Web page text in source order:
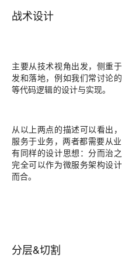
战术设计
主要从技术视角出发，侧重
发和落地，例如我们常讨论
等代码逻辑的设计与实现。
从以上两点的描述可以看出
服务于业务，两者都需要从业
有同样的设计思想：分而治
完全可以作为微服务架构设
而合。
分层&切割